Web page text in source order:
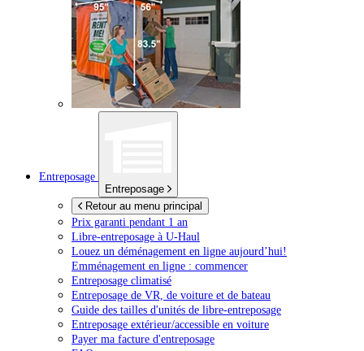
Entreposage
Entreposage
Retour au menu principal
Prix garanti pendant 1 an
Libre-entreposage à U-Haul
Louez un déménagement en ligne aujourd’hui!
Emménagement en ligne : commencer
Entreposage climatisé
Entreposage de VR, de voiture et de bateau
Guide des tailles d'unités de libre-entreposage
Entreposage extérieur/accessible en voiture
Payer ma facture d'entreposage